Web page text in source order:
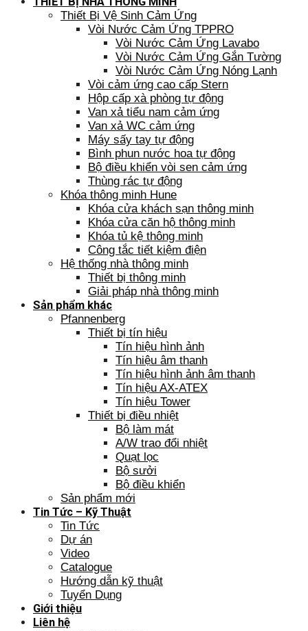
Thiết Bị Vệ Sinh Cảm Ứng
Vòi Nước Cảm Ứng TPPRO
Vòi Nước Cảm Ứng Lavabo
Vòi Nước Cảm Ứng Gắn Tường
Vòi Nước Cảm Ứng Nóng Lạnh
Vòi cảm ứng cao cấp Stern
Hộp cấp xà phòng tự động
Van xả tiểu nam cảm ứng
Van xả WC cảm ứng
Máy sấy tay tự động
Bình phun nước hoa tự động
Bộ điều khiển vòi sen cảm ứng
Thùng rác tự động
Khóa thông minh Hune
Khóa cửa khách sạn thông minh
Khóa cửa căn hộ thông minh
Khóa tủ kệ thông minh
Công tắc tiết kiệm điện
Hệ thống nhà thông minh
Thiết bị thông minh
Giải pháp nhà thông minh
Sản phẩm khác
Pfannenberg
Thiết bị tín hiệu
Tín hiệu hình ảnh
Tín hiệu âm thanh
Tín hiệu hình ảnh âm thanh
Tín hiệu AX-ATEX
Tín hiệu Tower
Thiết bị điều nhiệt
Bộ làm mát
A/W trao đổi nhiệt
Quạt lọc
Bộ sưởi
Bộ điều khiển
Sản phẩm mới
Tin Tức – Kỹ Thuật
Tin Tức
Dự án
Video
Catalogue
Hướng dẫn kỹ thuật
Tuyển Dụng
Giới thiệu
Liên hệ